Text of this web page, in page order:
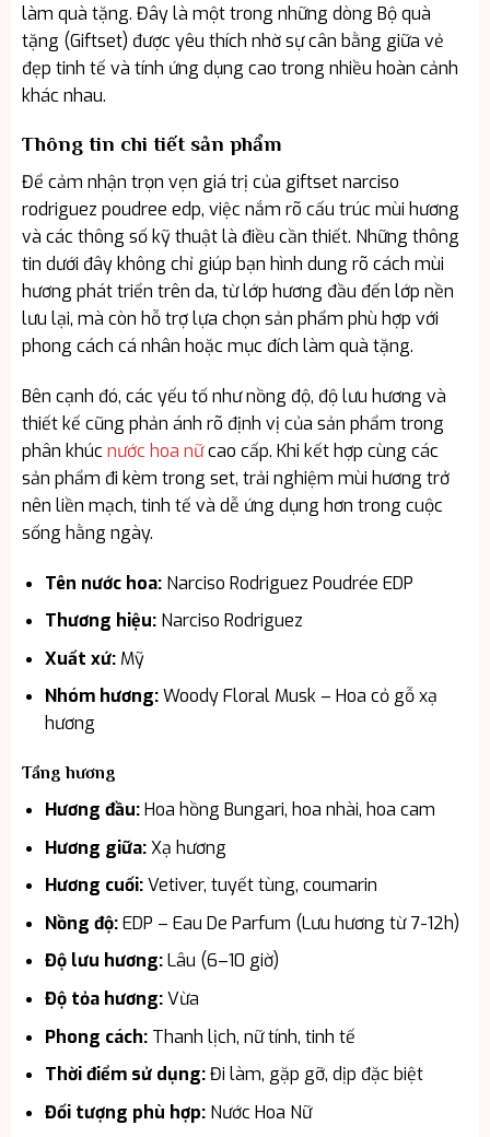
làm quà tặng. Đây là một trong những dòng Bộ quà
tặng (Giftset) được yêu thích nhờ sự cân bằng giữa vẻ
đẹp tinh tế và tính ứng dụng cao trong nhiều hoàn cảnh
khác nhau.
Thông tin chi tiết sản phẩm
Để cảm nhận trọn vẹn giá trị của giftset narciso
rodriguez poudree edp, việc nắm rõ cấu trúc mùi hương
và các thông số kỹ thuật là điều cần thiết. Những thông
tin dưới đây không chỉ giúp bạn hình dung rõ cách mùi
hương phát triển trên da, từ lớp hương đầu đến lớp nền
lưu lại, mà còn hỗ trợ lựa chọn sản phẩm phù hợp với
phong cách cá nhân hoặc mục đích làm quà tặng.
Bên cạnh đó, các yếu tố như nồng độ, độ lưu hương và
thiết kế cũng phản ánh rõ định vị của sản phẩm trong
phân khúcnước hoa nữcao cấp. Khi kết hợp cùng các
sản phẩm đi kèm trong set, trải nghiệm mùi hương trở
nên liền mạch, tinh tế và dễ ứng dụng hơn trong cuộc
sống hằng ngày.
Tên nước hoa:Narciso Rodriguez Poudrée EDP
Thương hiệu:Narciso Rodriguez
Xuất xứ:Mỹ
Nhóm hương:Woody Floral Musk – Hoa cỏ gỗ xạ
hương
Tầng hương
Hương đầu:Hoa hồng Bungari, hoa nhài, hoa cam
Hương giữa:Xạ hương
Hương cuối:Vetiver, tuyết tùng, coumarin
Nồng độ:EDP – Eau De Parfum (Lưu hương từ 7-12h)
Độ lưu hương:Lâu (6–10 giờ)
Độ tỏa hương:Vừa
Phong cách:Thanh lịch, nữ tính, tinh tế
Thời điểm sử dụng:Đi làm, gặp gỡ, dịp đặc biệt
Đối tượng phù hợp: Nước Hoa Nữ